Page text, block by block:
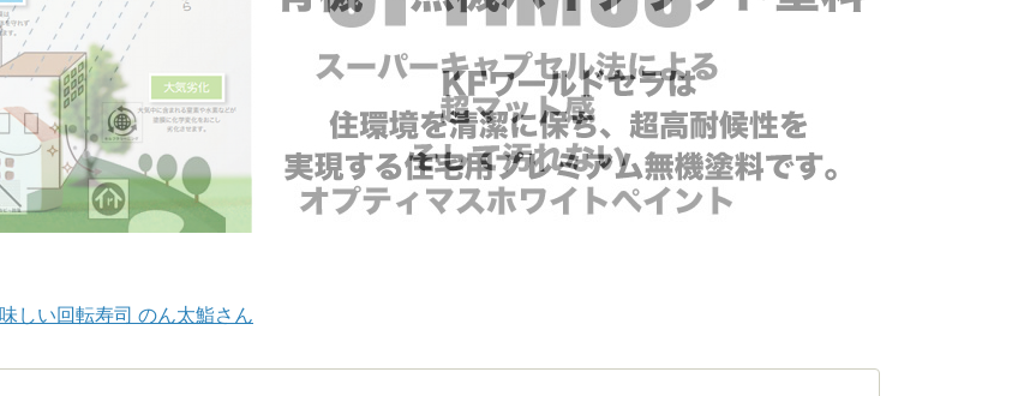
しい回転寿司 のん太鮨さん